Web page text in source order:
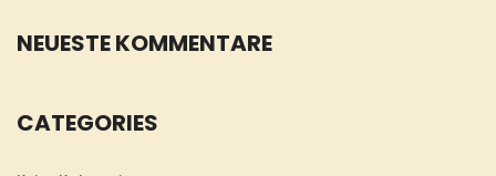
NEUESTE KOMMENTARE
CATEGORIES